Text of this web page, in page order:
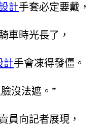
計手套必定要戴，
車時光長了，
計手會凍得發僵。
沒法遮。”
員向記者展現，